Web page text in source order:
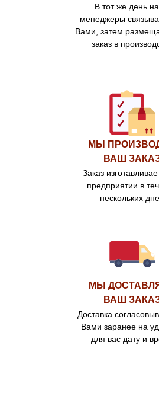
МЫ
ВАШ
Доставка
Вами заранее на
для вас дату и
МЫ
ВАШ
Заказ
предприятии в
нескольких
В тот же день
менеджеры
Вами, затем
заказ в